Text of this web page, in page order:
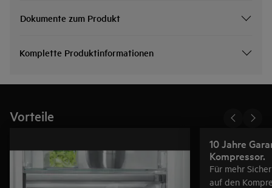
Dokumente zum Produkt
Komplette Produktinformationen
Vorteile
10 Jahre
Kompressor.
Für mehr
auf den